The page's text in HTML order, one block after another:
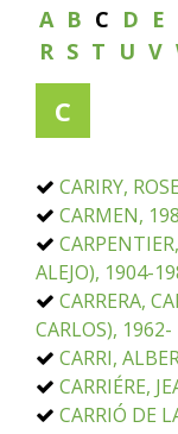
A B C D E
R S T U V
C
CARIRY,
CARMEN,
ALEJO), 1904-
CARRERA,
CARLOS), 1962-
CARRI,
CARRIÉRE,
CARRIÓ DE